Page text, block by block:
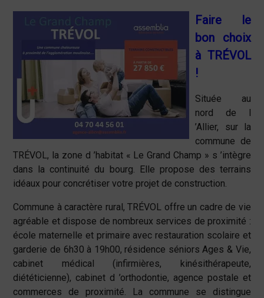
Faire le
bon choix
à TRÉVOL
!
Située au
nord de l
’Allier, sur la
commune de
TRÉVOL, la zone d ’habitat « Le Grand Champ » s ’intègre
dans la continuité du bourg. Elle propose des terrains
idéaux pour concrétiser votre projet de construction.
Commune à caractère rural, TRÉVOL offre un cadre de vie
agréable et dispose de nombreux services de proximité :
école maternelle et primaire avec restauration scolaire et
garderie de 6h30 à 19h00, résidence séniors Ages & Vie,
cabinet médical (infirmières, kinésithérapeute,
diététicienne), cabinet d ’orthodontie, agence postale et
commerces de proximité. La commune se distingue